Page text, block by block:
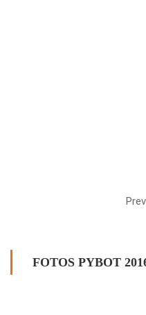
Prev
FOTOS PYBOT